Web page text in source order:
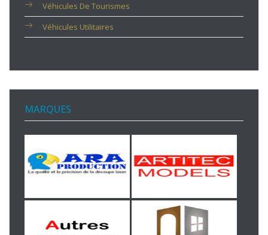
Véhicules De Tourismes
Véhicules Utilitaires
MARQUES